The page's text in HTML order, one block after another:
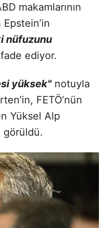
makamlarının
nüfuzunu
ediyor.
yüksek"notuyla
FETÖ’nün
Yüksel Alp
görüldü.